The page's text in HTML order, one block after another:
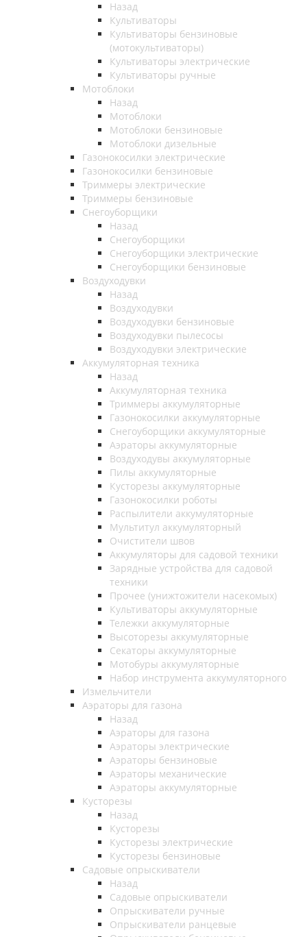
Назад
Культиваторы
Культиваторы бензиновые
(мотокультиваторы)
Культиваторы электрические
Культиваторы ручные
Мотоблоки
Назад
Мотоблоки
Мотоблоки бензиновые
Мотоблоки дизельные
Газонокосилки электрические
Газонокосилки бензиновые
Триммеры электрические
Триммеры бензиновые
Снегоуборщики
Назад
Снегоуборщики
Снегоуборщики электрические
Снегоуборщики бензиновые
Воздуходувки
Назад
Воздуходувки
Воздуходувки бензиновые
Воздуходувки пылесосы
Воздуходувки электрические
Аккумуляторная техника
Назад
Аккумуляторная техника
Триммеры аккумуляторные
Газонокосилки аккумуляторные
Снегоуборщики аккумуляторные
Аэраторы аккумуляторные
Воздуходувы аккумуляторные
Пилы аккумуляторные
Кусторезы аккумуляторные
Газонокосилки роботы
Распылители аккумуляторные
Мультитул аккумуляторный
Очистители швов
Аккумуляторы для садовой техники
Зарядные устройства для садовой
техники
Прочее (унижтожители насекомых)
Культиваторы аккумуляторные
Тележки аккумуляторные
Высоторезы аккумуляторные
Секаторы аккумуляторные
Мотобуры аккумуляторные
Набор инструмента аккумуляторного
Измельчители
Аэраторы для газона
Назад
Аэраторы для газона
Аэраторы электрические
Аэраторы бензиновые
Аэраторы механические
Аэраторы аккумуляторные
Кусторезы
Назад
Кусторезы
Кусторезы электрические
Кусторезы бензиновые
Садовые опрыскиватели
Назад
Садовые опрыскиватели
Опрыскиватели ручные
Опрыскиватели ранцевые